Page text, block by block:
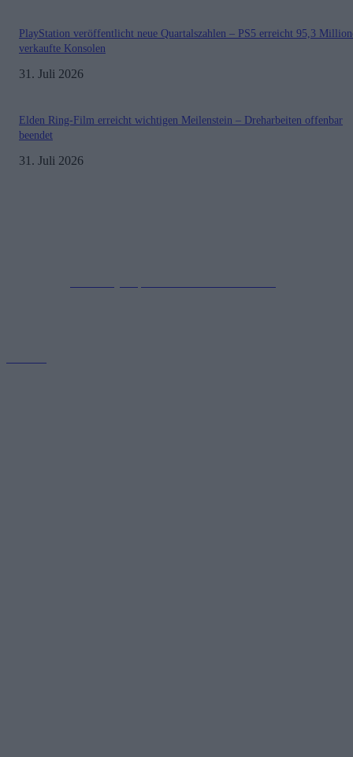
PlayStation veröffentlicht neue Quartalszahlen – PS5 erreicht 95,3
verkaufte Konsolen
31. Juli 2026
Elden Ring-Film erreicht wichtigen Meilenstein – Dreharbeiten offenbar
beendet
31. Juli 2026